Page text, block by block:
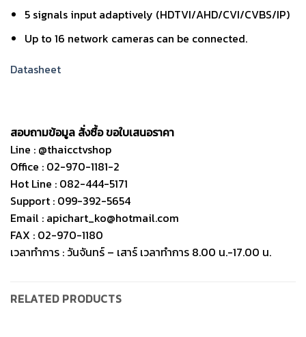
5 signals input adaptively (HDTVI/AHD/CVI/CVBS/IP)
Up to 16 network cameras can be connected.
Datasheet
สอบถามข้อมูล สั่งซื้อ ขอใบเสนอราคา
Line : @thaicctvshop
Office : 02-970-1181-2
Hot Line : 082-444-5171
Support : 099-392-5654
Email : apichart_ko@hotmail.com
FAX : 02-970-1180
เวลาทำการ : วันจันทร์ – เสาร์ เวลาทำการ 8.00 น.-17.00 น.
RELATED PRODUCTS